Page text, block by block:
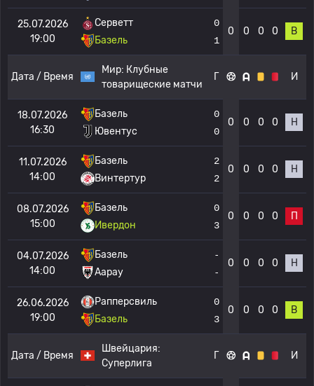
25.07.2026
19:00
Серветт
Базель
0
1
0 0 0 0 В
Дата / Время
Мир: Клубные
товарищеские матчи
Г И
18.07.2026
16:30
Базель
Ювентус
0
0
0 0 0 0 Н
11.07.2026
14:00
Базель
Винтертур
2
2
0 0 0 0 Н
08.07.2026
15:00
Базель
Ивердон
0
3
0 0 0 0 П
04.07.2026
14:00
Базель
Аарау
-
-
0 0 0 0 Н
26.06.2026
19:00
Рапперсвиль
Базель
0
3
0 0 0 0 В
Дата / Время
Швейцария:
Суперлига
Г И